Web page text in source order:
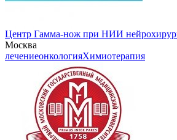
Центр Гамма-нож при НИИ
Москва
лечениеонкологияХимиотерапия